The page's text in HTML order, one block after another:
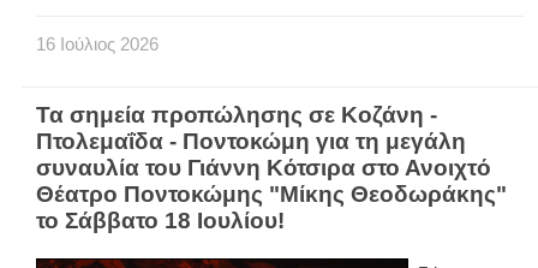
16 Ιούλιος 2026
Τα σημεία προπώλησης σε Κοζάνη -
Πτολεμαΐδα - Ποντοκώμη για τη μεγάλη
συναυλία του Γιάννη Κότσιρα στο Ανοιχτό
Θέατρο Ποντοκώμης "Μίκης Θεοδωράκης"
το Σάββατο 18 Ιουλίου!